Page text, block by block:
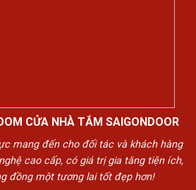
CỬA NHÀ TẮM SAIGONDOOR
mang đến cho đối tác và khách hàng
cao cấp, có giá trị gia tăng tiện ích,
đồng một tương lai tốt đẹp hơn!